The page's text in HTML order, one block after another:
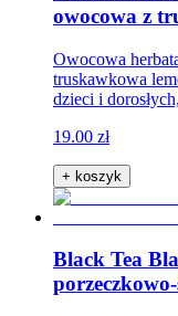
owocowa z
Owocowa
truskawkowa
dzieci i
19.00 zł
+ koszyk
Black Tea